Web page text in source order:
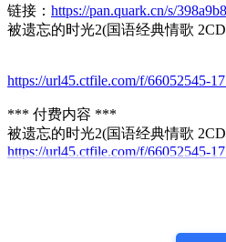
链接： https://pan.quark.cn/s/
被遗忘的时光2(国语经典情歌
https://url45.ctfile.com/f/66052545-
*** 付费内容 ***
被遗忘的时光2(国语经典情歌
https://url45.ctfile.com/f/66052545-